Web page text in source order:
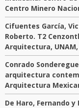
Centro Minero
Cifuentes García,
Roberto. T2
Arquitectura, UNAM,
Conrado
arquitectura
Arquitectura
De Haro, Fernando